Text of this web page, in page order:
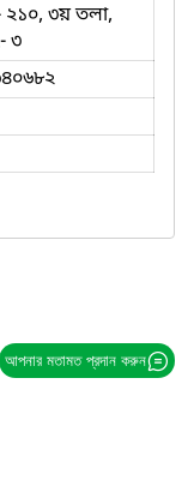
২১০, ৩য় তলা,
৩
আপনার মতামত প্রদান করুন